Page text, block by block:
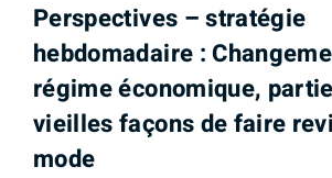
Perspectives – stratégie
hebdomadaire :
régime économique,
vieilles façons de faire
mode